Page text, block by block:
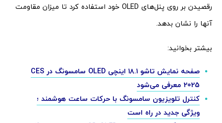
رقصیدن بر روی پنل‌های OLED خود استفاده کرد تا میزان مقاومت
آنها را نشان بدهد.
بیشتر بخوانید:
صفحه‌ نمایش تاشو ۱۸.۱ اینچی OLED سامسونگ در CES
2025 معرفی می‌شود
کنترل تلویزیون سامسونگ با حرکات ساعت هوشمند ؛
ویژگی جدید در راه است